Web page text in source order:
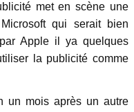
met en scène une
qui serait bien
Apple il ya quelques
la publicité comme
un mois après un autre